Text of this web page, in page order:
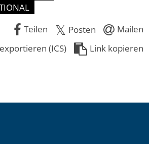
Teilen
Posten
Mailen
(ICS)
Link kopieren